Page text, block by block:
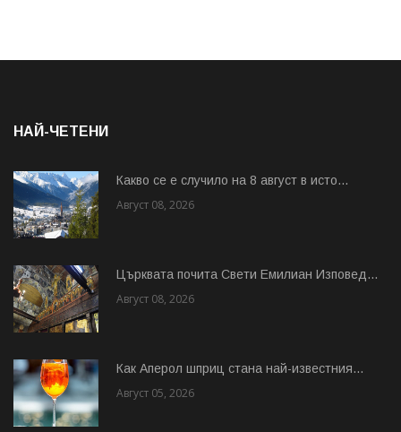
НАЙ-ЧЕТЕНИ
Какво се е случило на 8 август в исто...
Август 08, 2026
Църквата почита Свeти Емилиан Изповед...
Август 08, 2026
Как Аперол шприц стана най-известния...
Август 05, 2026